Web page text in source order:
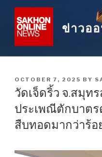
content
ข่าวอ
POSTED
ON
OCTOBER 7, 2025 BY
วัดเจ็ดริ้ว จ.สมุท
ประเพณีตักบาตร
สืบทอดมากว่าร้อ